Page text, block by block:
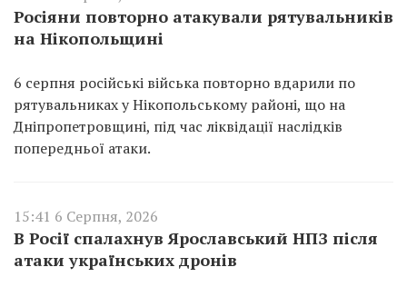
Росіяни повторно атакували рятувальників
на Нікопольщині
6 серпня російські війська повторно вдарили по
рятувальниках у Нікопольському районі, що на
Дніпропетровщині, під час ліквідації наслідків
попередньої атаки.
15:41 6 Серпня, 2026
В Росії спалахнув Ярославський НПЗ після
атаки українських дронів